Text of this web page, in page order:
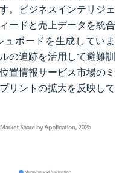
。ビジネスインテリジェ
ードと売上データを統合
ボードを生成していま
の追跡を活用して避難訓
置情報サービス市場のミ
リントの拡大を反映して